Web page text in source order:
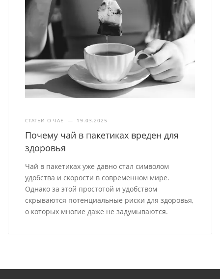
СТАТЬИ О ЧАЕ — 19.03.2025
Почему чай в пакетиках вреден для
здоровья
Чай в пакетиках уже давно стал символом
удобства и скорости в современном мире.
Однако за этой простотой и удобством
скрываются потенциальные риски для здоровья,
о которых многие даже не задумываются.